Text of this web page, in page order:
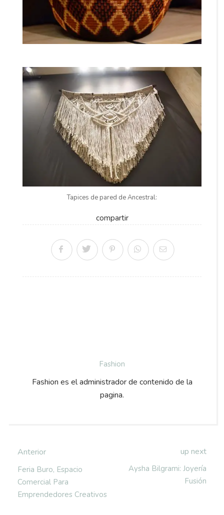
Tapices de pared de Ancestral:
compartir
Fashion
Fashion es el administrador de contenido de la
pagina.
Anterior
Feria Buro, Espacio
Comercial Para
Emprendedores Creativos
up next
Aysha Bilgrami: Joyería
Fusión